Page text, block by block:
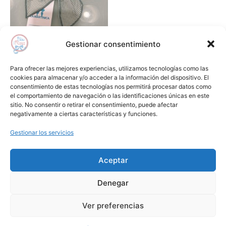
Gestionar consentimiento
Para ofrecer las mejores experiencias, utilizamos tecnologías como las
cookies para almacenar y/o acceder a la información del dispositivo. El
consentimiento de estas tecnologías nos permitirá procesar datos como
el comportamiento de navegación o las identificaciones únicas en este
sitio. No consentir o retirar el consentimiento, puede afectar
negativamente a ciertas características y funciones.
Gestionar los servicios
Aceptar
Denegar
Ver preferencias
Complementos
Lazo pequeño atrapa sueños
LA MARTINICA
13,30€ 9,31 €
Añadir al carrito
Añadir a lista de deseos
Política de Privacidad
Copyright © 2024 Blauirosa.es | by